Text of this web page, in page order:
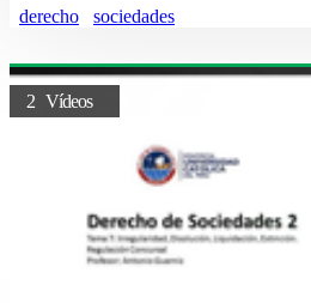
derecho sociedades
2 Vídeos